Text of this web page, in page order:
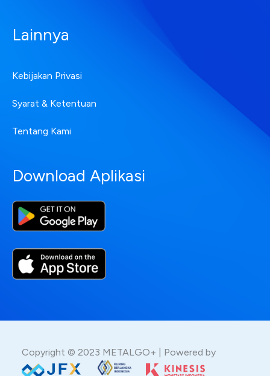
Lainnya
Kebijakan Privasi
Syarat & Ketentuan
Tentang Kami
Download Aplikasi
Copyright © 2023 METALGO+ | Powered by